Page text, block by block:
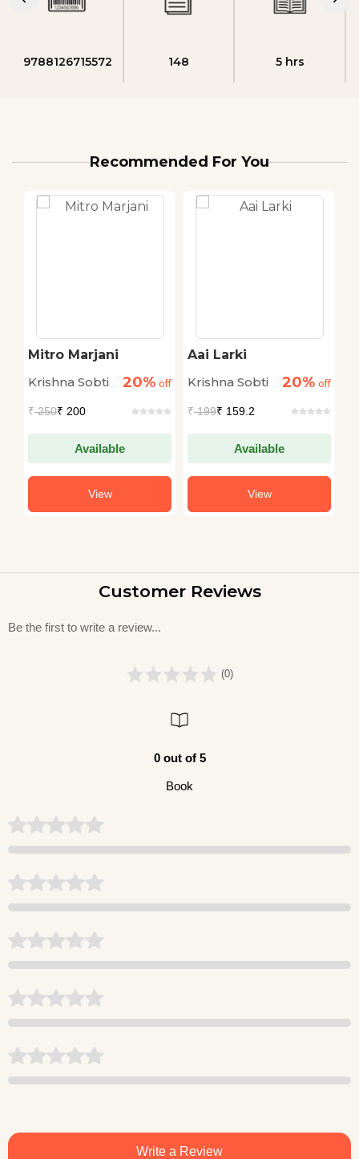
9788126715572 148 5 hrs
Recommended For You
Mitro Marjani
Krishna Sobti
20% off
₹250₹ 200
Available
View
Aai Larki
Krishna Sobti
20% off
₹199₹ 159.2
Available
View
Customer Reviews
Be the first to write a review...
(0)
0 out of 5
Book
Write a Review